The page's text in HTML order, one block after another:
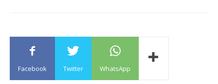
Facebook Twitter WhatsApp